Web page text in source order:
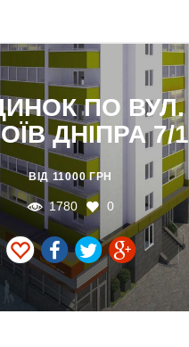
ПО ВУЛ.
ДНІПРА 7/1
ВІД 11000 ГРН
1780 0